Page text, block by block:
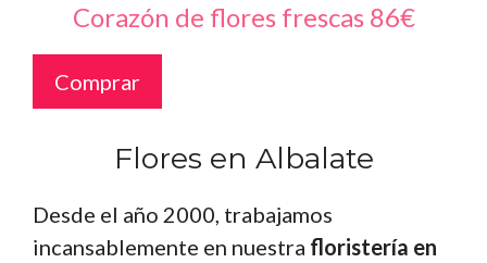
Corazón de flores frescas 86€
Comprar
Flores en Albalate
Desde el año 2000, trabajamos
incansablemente en nuestra floristería en